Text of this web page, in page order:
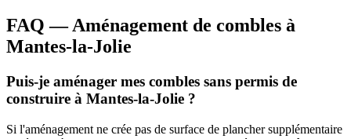
FAQ — Aménagement de combles à
Mantes-la-Jolie
Puis-je aménager mes combles sans permis de
construire à Mantes-la-Jolie ?
Si l'aménagement ne crée pas de surface de plancher supplémentaire